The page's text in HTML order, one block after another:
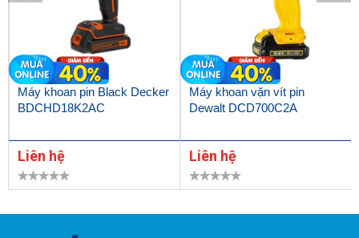
Máy khoan pin Black Decker
BDCHD18K2AC
Liên hệ
Máy khoan vặn vít pin
Dewalt DCD700C2A
Liên hệ